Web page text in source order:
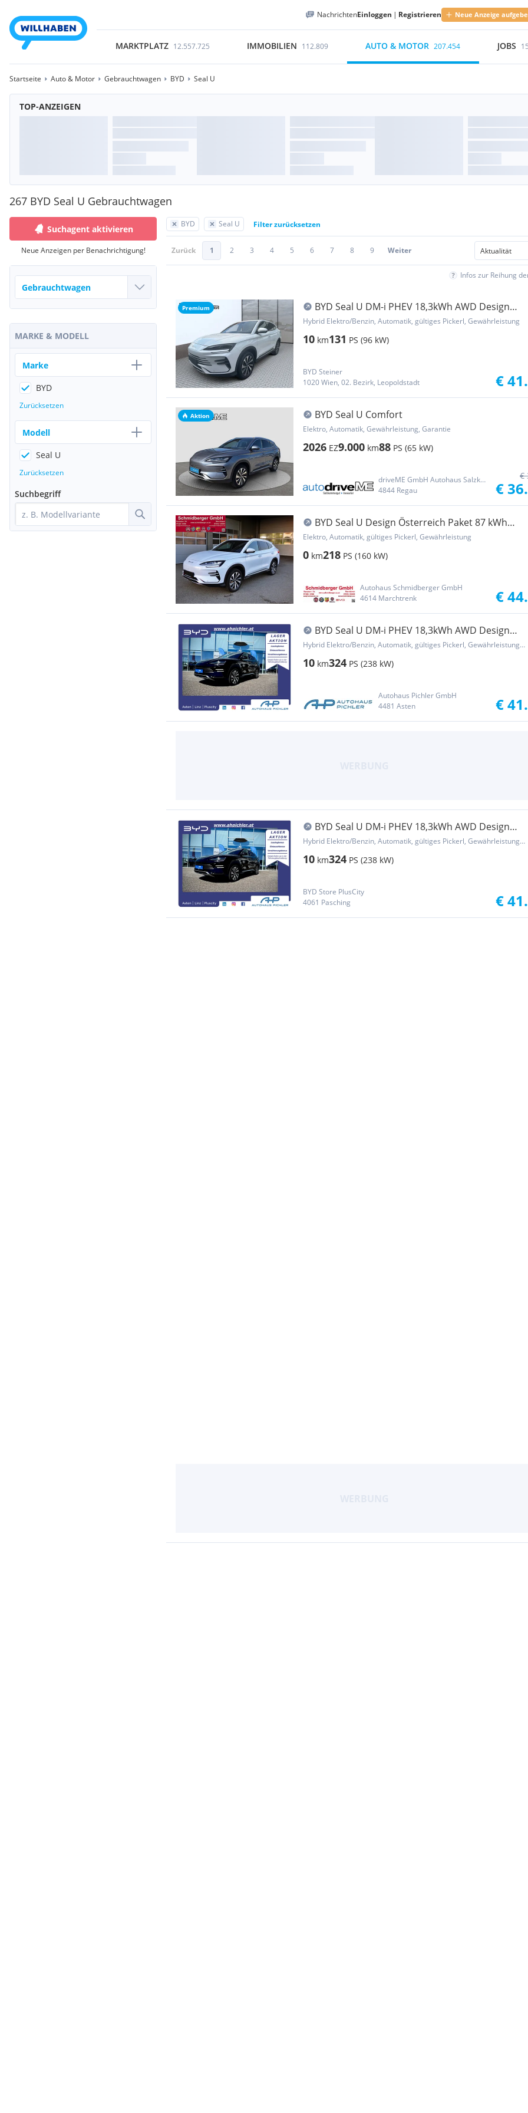
NachrichtenEinloggen | Registrieren Neue Anzeige
MARKTPLATZ 12.557.725 IMMOBILIEN 112.809 AUTO & MOTOR 207.454 JOBS
Startseite Auto & Motor Gebrauchtwagen BYD Seal U
TOP-ANZEIGEN
267 BYD Seal U Gebrauchtwagen
BYD Seal U Filter zurücksetzen
Zurück 1 2 3 4 5 6 7 8 9 Weiter
Infos zur Reihung
Premium
BYD Seal U DM-i PHEV 18,3kWh AWD Design
Österreich ...
Hybrid Elektro/Benzin, Automatik, gültiges Pickerl, Gewährleistung
10 km131 PS (96 kW)
BYD Steiner
1020 Wien, 02. Bezirk, Leopoldstadt
€
Aktion BYD Seal U Comfort
Elektro, Automatik, Gewährleistung, Garantie
2026 EZ9.000 km88 PS (65 kW)
driveME GmbH Autohaus Salzkammergut
4844 Regau
€
€
BYD Seal U Design Österreich Paket 87 kWh
Vorbestellt
Elektro, Automatik, gültiges Pickerl, Gewährleistung
0 km218 PS (160 kW)
Autohaus Schmidberger GmbH
4614 Marchtrenk
€
BYD Seal U DM-i PHEV 18,3kWh AWD Design
LEASING AKTION
Hybrid Elektro/Benzin, Automatik, gültiges Pickerl, Gewährleistung, Garantie
10 km324 PS (238 kW)
Autohaus Pichler GmbH
4481 Asten
€
BYD Seal U DM-i PHEV 18,3kWh AWD Design
LEASING AKTION
Hybrid Elektro/Benzin, Automatik, gültiges Pickerl, Gewährleistung, Garantie
10 km324 PS (238 kW)
BYD Store PlusCity
4061 Pasching
€
Suchagent aktivieren
Neue Anzeigen per Benachrichtigung!
MARKE & MODELL
Marke
BYD
Zurücksetzen
Modell
Seal U
Zurücksetzen
Suchbegriff